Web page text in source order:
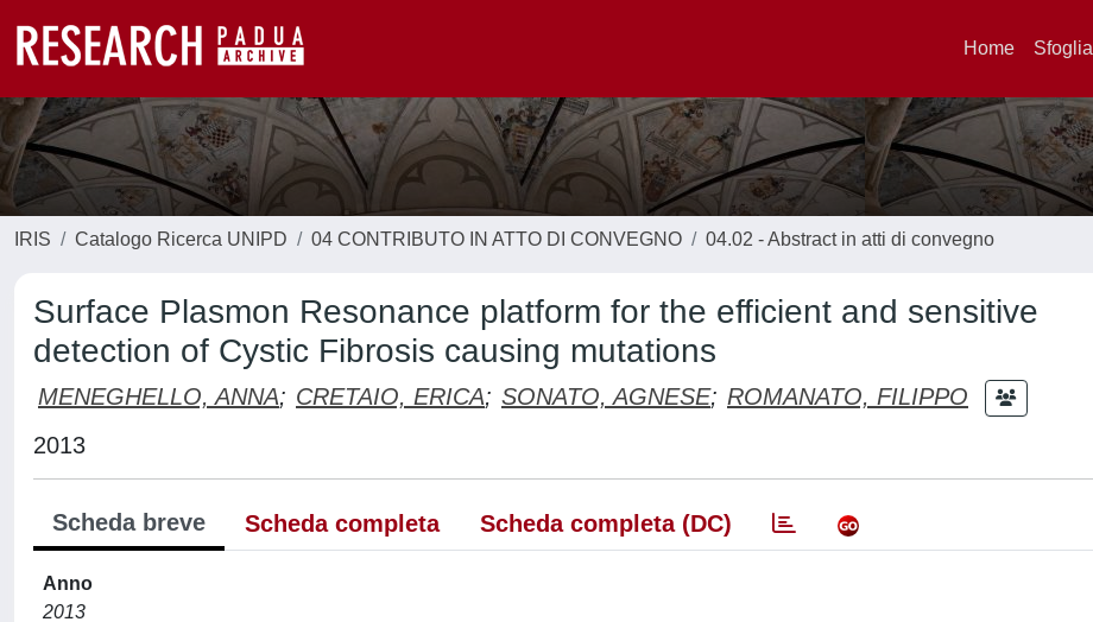
Home Sfoglia
IRIS Catalogo Ricerca UNIPD 04 CONTRIBUTO IN ATTO DI CONVEGNO 04.02 - Abstract in atti di convegno
Surface Plasmon Resonance platform for the efficient and sensitive
detection of Cystic Fibrosis causing mutations
MENEGHELLO, ANNA; CRETAIO, ERICA; SONATO, AGNESE; ROMANATO, FILIPPO
2013
Scheda breve Scheda completa Scheda completa (DC)
Anno
2013